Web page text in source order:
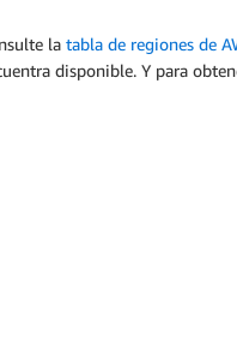
la tabla de regiones de
disponible. Y para